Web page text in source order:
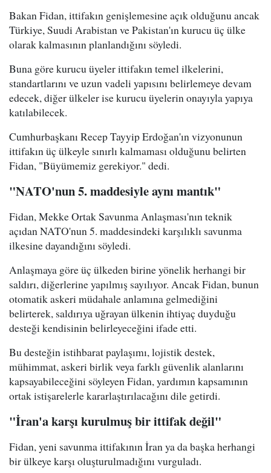
Bakan Fidan, ittifakın genişlemesine açık olduğunu ancak
Türkiye, Suudi Arabistan ve Pakistan'ın kurucu üç ülke
olarak kalmasının planlandığını söyledi.
Buna göre kurucu üyeler ittifakın temel ilkelerini,
standartlarını ve uzun vadeli yapısını belirlemeye devam
edecek, diğer ülkeler ise kurucu üyelerin onayıyla yapıya
katılabilecek.
Cumhurbaşkanı Recep Tayyip Erdoğan'ın vizyonunun
ittifakın üç ülkeyle sınırlı kalmaması olduğunu belirten
Fidan, "Büyümemiz gerekiyor." dedi.
"NATO'nun 5. maddesiyle aynı mantık"
Fidan, Mekke Ortak Savunma Anlaşması'nın teknik
açıdan NATO'nun 5. maddesindeki karşılıklı savunma
ilkesine dayandığını söyledi.
Anlaşmaya göre üç ülkeden birine yönelik herhangi bir
saldırı, diğerlerine yapılmış sayılıyor. Ancak Fidan, bunun
otomatik askeri müdahale anlamına gelmediğini
belirterek, saldırıya uğrayan ülkenin ihtiyaç duyduğu
desteği kendisinin belirleyeceğini ifade etti.
Bu desteğin istihbarat paylaşımı, lojistik destek,
mühimmat, askeri birlik veya farklı güvenlik alanlarını
kapsayabileceğini söyleyen Fidan, yardımın kapsamının
ortak istişarelerle kararlaştırılacağını dile getirdi.
"İran'a karşı kurulmuş bir ittifak değil"
Fidan, yeni savunma ittifakının İran ya da başka herhangi
bir ülkeye karşı oluşturulmadığını vurguladı.